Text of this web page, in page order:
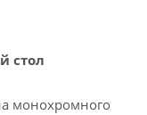
стол
монохромного